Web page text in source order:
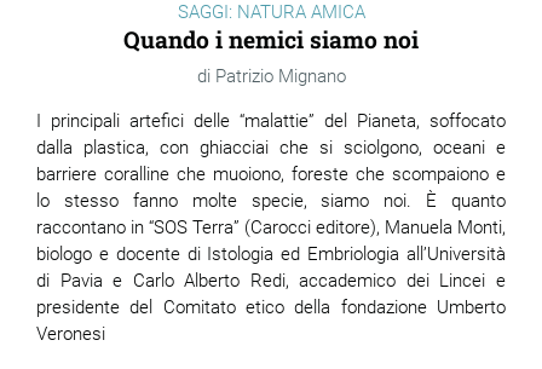
SAGGI: NATURA AMICA
Quando i nemici siamo noi
Patrizio Mignano
I principali artefici delle “malattie” del Pianeta, soffocato
dalla plastica, con ghiacciai che si sciolgono, oceani e
barriere coralline che muoiono, foreste che scompaiono e
lo stesso fanno molte specie, siamo noi. È quanto
raccontano in “SOS Terra” (Carocci editore), Manuela Monti,
biologo e docente di Istologia ed Embriologia all’Università
di Pavia e Carlo Alberto Redi, accademico dei Lincei e
presidente del Comitato etico della fondazione Umberto
Veronesi